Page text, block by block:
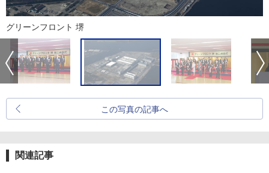
グリーンフロント 堺
この写真の記事へ
関連記事